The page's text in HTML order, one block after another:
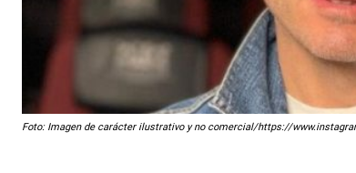
Foto: Imagen de carácter ilustrativo y no comercial/https://